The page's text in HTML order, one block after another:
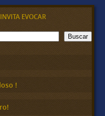
EVOCAR
Buscar
!